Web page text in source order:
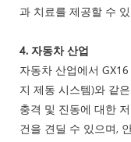
과 치료를 제공할 수
4. 자동차 산업
자동차 산업에서
지 제동 시스템)와 같
충격 및 진동에 대한
건을 견딜 수 있으며,